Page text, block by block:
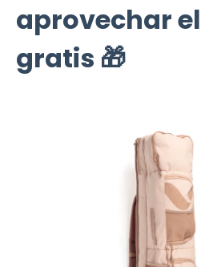
aprovechar
gratis 🎁